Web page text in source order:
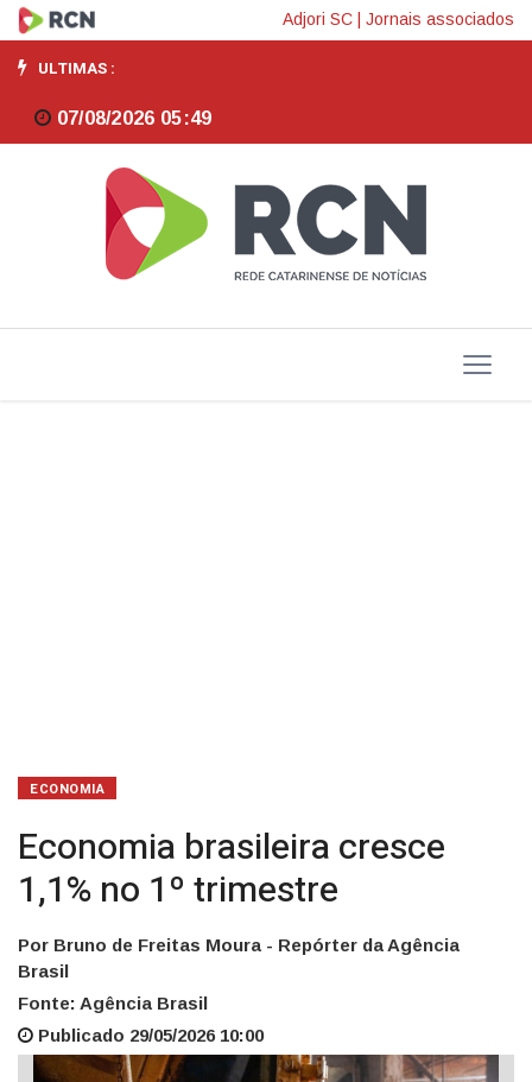
Economia
brasileira
cresce
trimestre
Adjori SC Jornais associados
ULTIMAS :
07/08/2026 05:49
ECONOMIA
Economia brasileira cresce
1,1% no 1º trimestre
Por Bruno de Freitas Moura - Repórter da Agência
Brasil
Fonte: Agência Brasil
Publicado 29/05/2026 10:00